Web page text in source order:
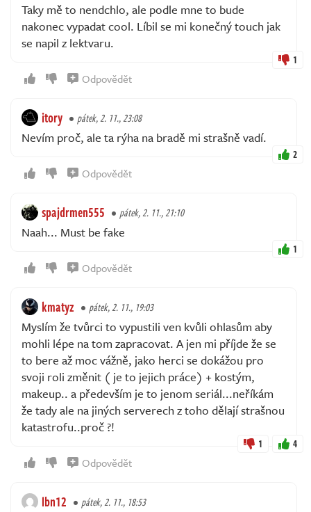
Taky mě to nendchlo, ale podle mne to bude
nakonec vypadat cool. Líbil se mi konečný touch jak
se napil z lektvaru.
1
Odpovědět
itory pátek, 2. 11., 23:08
Nevím proč, ale ta rýha na bradě mi strašně vadí.
2
Odpovědět
spajdrmen555 pátek, 2. 11., 21:10
Naah... Must be fake
1
Odpovědět
kmatyz pátek, 2. 11., 19:03
Myslím že tvůrci to vypustili ven kvůli ohlasům aby
mohli lépe na tom zapracovat. A jen mi příjde že se
to bere až moc vážně, jako herci se dokážou pro
svoji roli změnit ( je to jejich práce) + kostým,
makeup.. a především je to jenom seriál...neříkám
že tady ale na jiných serverech z toho dělají strašnou
katastrofu..proč ?!
1 4
Odpovědět
lbn12 pátek, 2. 11., 18:53